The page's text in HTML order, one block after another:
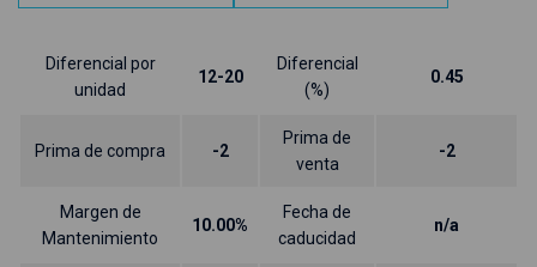
Diferencial por
unidad
12-20
Diferencial
(%)
0.45
Prima de compra -2
Prima de
venta
-2
Margen de
Mantenimiento
10.00%
Fecha de
caducidad
n/a